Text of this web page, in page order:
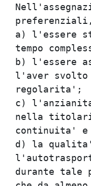
a) l'essere
tempo
b) l'essere
l'aver
regolarita';
c)
nella
continuita'
d) la qualita'
durante tale